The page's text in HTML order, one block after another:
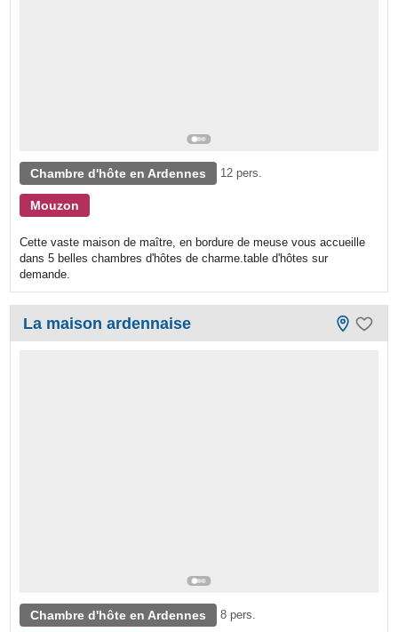
Chambre d'hôte en Ardennes 12 pers.
Mouzon
Cette vaste maison de maître, en bordure de meuse vous accueille
dans 5 belles chambres d'hôtes de charme.table d'hôtes sur
demande.
La maison ardennaise
Chambre d'hôte en Ardennes 8 pers.